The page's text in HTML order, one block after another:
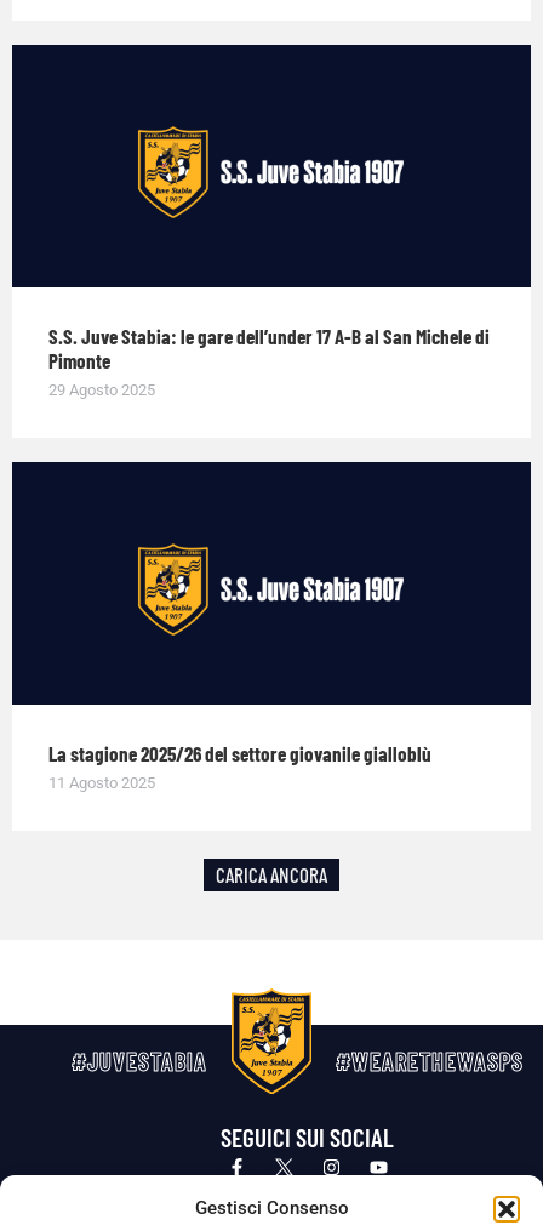
Gestisci Consenso
S.S. Juve Stabia: le gare dell’under 17 A-B al San Michele di
Pimonte
29 Agosto 2025
La stagione 2025/26 del settore giovanile gialloblù
11 Agosto 2025
CARICA ANCORA
#JUVESTABIA #WEARETHEWASPS
SEGUICI SUI SOCIAL
Privacy Policy Cookie Policy